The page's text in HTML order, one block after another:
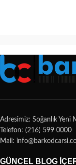
Adresimiz: Soğanlık
Telefon: (216) 599 0000
Mail:
GÜNCEL BLOG